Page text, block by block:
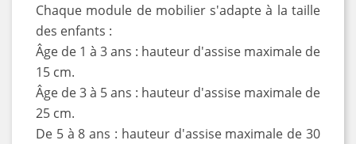
Chaque module de mobilier s'adapte à la taille
des enfants :
Âge de 1 à 3 ans : hauteur d'assise maximale de
15 cm.
Âge de 3 à 5 ans : hauteur d'assise maximale de
25 cm.
De 5 à 8 ans : hauteur d'assise maximale de 30